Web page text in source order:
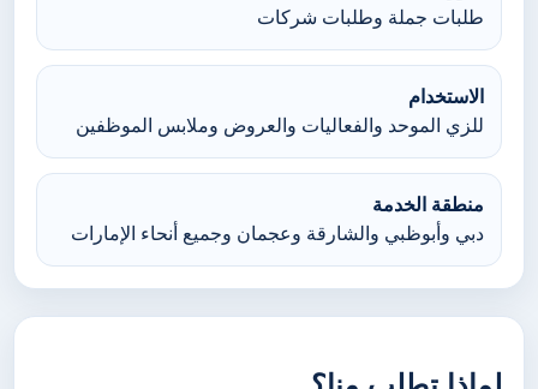
طلبات جملة وطلبات شركات
الاستخدام
للزي الموحد والفعاليات والعروض وملابس الموظفين
منطقة الخدمة
دبي وأبوظبي والشارقة وعجمان وجميع أنحاء الإمارات